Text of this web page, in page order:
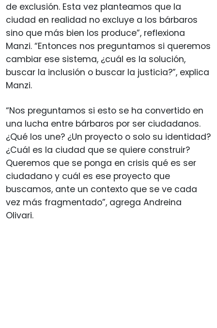
de exclusión. Esta vez planteamos que la
ciudad en realidad no excluye a los bárbaros
sino que más bien los produce”, reflexiona
Manzi. “Entonces nos preguntamos si queremos
cambiar ese sistema, ¿cuál es la solución,
buscar la inclusión o buscar la justicia?”, explica
Manzi.
“Nos preguntamos si esto se ha convertido en
una lucha entre bárbaros por ser ciudadanos.
¿Qué los une? ¿Un proyecto o solo su identidad?
¿Cuál es la ciudad que se quiere construir?
Queremos que se ponga en crisis qué es ser
ciudadano y cuál es ese proyecto que
buscamos, ante un contexto que se ve cada
vez más fragmentado”, agrega Andreina
Olivari.